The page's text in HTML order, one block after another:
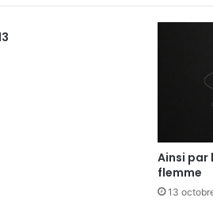
Ainsi par
flemme
13